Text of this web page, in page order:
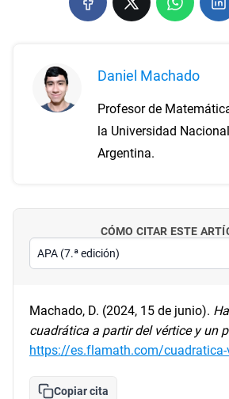
Daniel Machado
Profesor de
la Universidad
Argentina.
CÓMO CITAR ESTE
Machado, D. (2024, 15 de junio).
cuadrática a partir del vértice y un
https://es.flamath.com/cuadratica-
Copiar cita